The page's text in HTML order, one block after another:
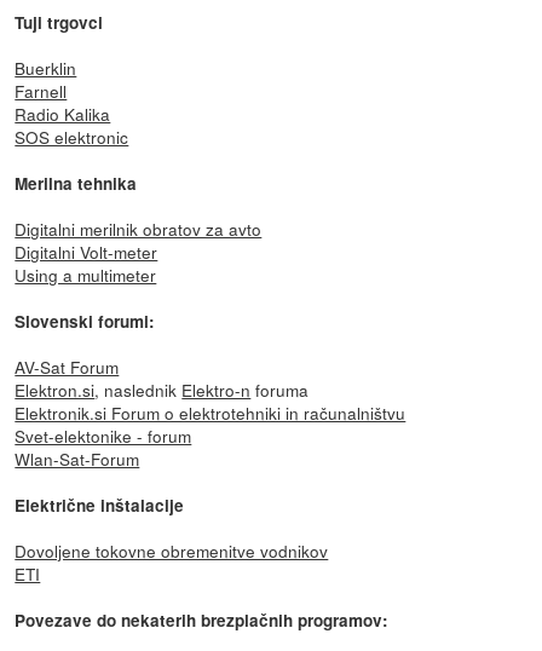
Tuji trgovci
Buerklin
Farnell
Radio Kalika
SOS elektronic
Merilna tehnika
Digitalni merilnik obratov za avto
Digitalni Volt-meter
Using a multimeter
Slovenski forumi:
AV-Sat Forum
Elektron.si, naslednik Elektro-n foruma
Elektronik.si Forum o elektrotehniki in računalništvu
Svet-elektonike - forum
Wlan-Sat-Forum
Električne inštalacije
Dovoljene tokovne obremenitve vodnikov
ETI
Povezave do nekaterih brezplačnih programov: